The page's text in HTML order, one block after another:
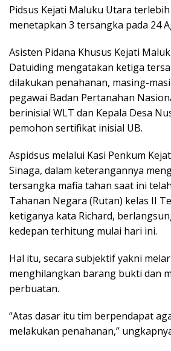
Pidsus Kejati Maluku Utara
menetapkan 3 tersangka pada 24
Asisten Pidana Khusus Kejati
Datuiding mengatakan ketiga
dilakukan penahanan, masing-
pegawai Badan Pertanahan
berinisial WLT dan Kepala Desa
pemohon sertifikat inisial UB.
Aspidsus melalui Kasi Penkum
Sinaga, dalam keterangannya
tersangka mafia tahan saat ini
Tahanan Negara (Rutan) kelas II
ketiganya kata Richard,
kedepan terhitung mulai hari ini.
Hal itu, secara subjektif yakni
menghilangkan barang bukti dan
perbuatan.
“Atas dasar itu tim berpendapat
melakukan penahanan,”